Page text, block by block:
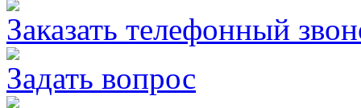
Заказать телефонный
Задать вопрос